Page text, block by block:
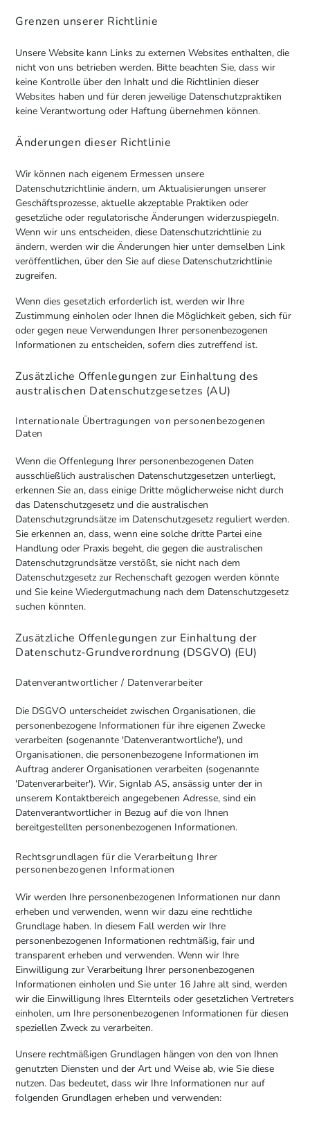
Grenzen unserer Richtlinie
Unsere Website kann Links zu externen Websites enthalten, die
nicht von uns betrieben werden. Bitte beachten Sie, dass wir
keine Kontrolle über den Inhalt und die Richtlinien dieser
Websites haben und für deren jeweilige Datenschutzpraktiken
keine Verantwortung oder Haftung übernehmen können.
Änderungen dieser Richtlinie
Wir können nach eigenem Ermessen unsere
Datenschutzrichtlinie ändern, um Aktualisierungen unserer
Geschäftsprozesse, aktuelle akzeptable Praktiken oder
gesetzliche oder regulatorische Änderungen widerzuspiegeln.
Wenn wir uns entscheiden, diese Datenschutzrichtlinie zu
ändern, werden wir die Änderungen hier unter demselben Link
veröffentlichen, über den Sie auf diese Datenschutzrichtlinie
zugreifen.
Wenn dies gesetzlich erforderlich ist, werden wir Ihre
Zustimmung einholen oder Ihnen die Möglichkeit geben, sich für
oder gegen neue Verwendungen Ihrer personenbezogenen
Informationen zu entscheiden, sofern dies zutreffend ist.
Zusätzliche Offenlegungen zur Einhaltung des
australischen Datenschutzgesetzes (AU)
Internationale Übertragungen von personenbezogenen
Daten
Wenn die Offenlegung Ihrer personenbezogenen Daten
ausschließlich australischen Datenschutzgesetzen unterliegt,
erkennen Sie an, dass einige Dritte möglicherweise nicht durch
das Datenschutzgesetz und die australischen
Datenschutzgrundsätze im Datenschutzgesetz reguliert werden.
Sie erkennen an, dass, wenn eine solche dritte Partei eine
Handlung oder Praxis begeht, die gegen die australischen
Datenschutzgrundsätze verstößt, sie nicht nach dem
Datenschutzgesetz zur Rechenschaft gezogen werden könnte
und Sie keine Wiedergutmachung nach dem Datenschutzgesetz
suchen könnten.
Zusätzliche Offenlegungen zur Einhaltung der
Datenschutz-Grundverordnung (DSGVO) (EU)
Datenverantwortlicher / Datenverarbeiter
Die DSGVO unterscheidet zwischen Organisationen, die
personenbezogene Informationen für ihre eigenen Zwecke
verarbeiten (sogenannte 'Datenverantwortliche'), und
Organisationen, die personenbezogene Informationen im
Auftrag anderer Organisationen verarbeiten (sogenannte
'Datenverarbeiter'). Wir, Signlab AS, ansässig unter der in
unserem Kontaktbereich angegebenen Adresse, sind ein
Datenverantwortlicher in Bezug auf die von Ihnen
bereitgestellten personenbezogenen Informationen.
Rechtsgrundlagen für die Verarbeitung Ihrer
personenbezogenen Informationen
Wir werden Ihre personenbezogenen Informationen nur dann
erheben und verwenden, wenn wir dazu eine rechtliche
Grundlage haben. In diesem Fall werden wir Ihre
personenbezogenen Informationen rechtmäßig, fair und
transparent erheben und verwenden. Wenn wir Ihre
Einwilligung zur Verarbeitung Ihrer personenbezogenen
Informationen einholen und Sie unter 16 Jahre alt sind, werden
wir die Einwilligung Ihres Elternteils oder gesetzlichen Vertreters
einholen, um Ihre personenbezogenen Informationen für diesen
speziellen Zweck zu verarbeiten.
Unsere rechtmäßigen Grundlagen hängen von den von Ihnen
genutzten Diensten und der Art und Weise ab, wie Sie diese
nutzen. Das bedeutet, dass wir Ihre Informationen nur auf
folgenden Grundlagen erheben und verwenden: